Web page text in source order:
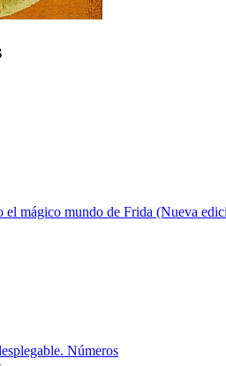
el mágico mundo de Frida (Nueva
Números